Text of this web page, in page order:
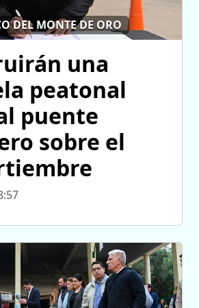
DEL MONTE DE ORO
una
peatonal
puente
sobre el